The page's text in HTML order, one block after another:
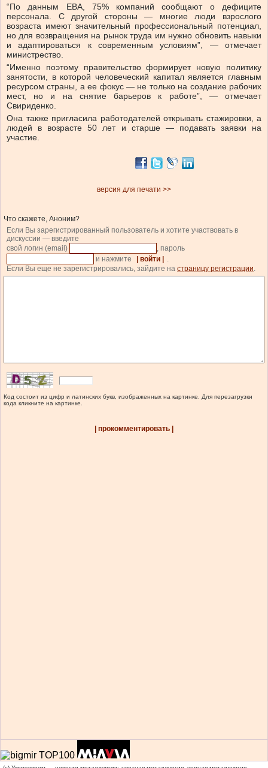
“По данным EBA, 75% компаний сообщают о дефиците
персонала. С другой стороны — многие люди взрослого
возраста имеют значительный профессиональный потенциал,
но для возвращения на рынок труда им нужно обновить навыки
и адаптироваться к современным условиям”, — отмечает
министрество.
“Именно поэтому правительство формирует новую политику
занятости, в которой человеческий капитал является главным
ресурсом страны, а ее фокус — не только на создание рабочих
мест, но и на снятие барьеров к работе”, — отмечает
Свириденко.
Она также пригласила работодателей открывать стажировки, а
людей в возрасте 50 лет и старше — подавать заявки на
участие.
версия для печати >>
Что скажете, Аноним?
Если Вы зарегистрированный пользователь и хотите участвовать в
дискуссии — введите
свой логин (email)
, пароль
и нажмите
| войти |
.
Если Вы еще не зарегистрировались, зайдите на страницу регистрации.
Код состоит из цифр и латинских букв, изображенных на картинке. Для перезагрузки
кода кликните на картинке.
| прокомментировать |